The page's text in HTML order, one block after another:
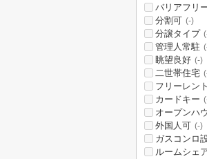
バリアフリ
分割可 (-)
分譲タイプ
管理人常駐
眺望良好 (-)
二世帯住宅
フリーレント
カードキー
オープンハ
外国人可 (-)
ガスコンロ
ルームシェ